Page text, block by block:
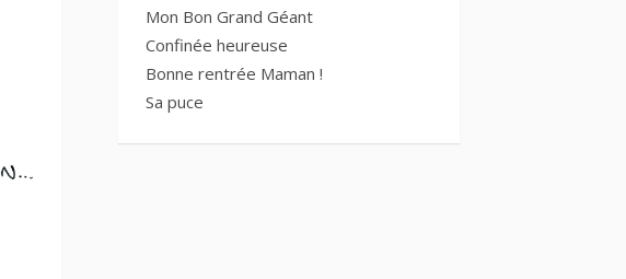
Mon Bon Grand Géant
Confinée heureuse
Bonne rentrée Maman !
Sa puce